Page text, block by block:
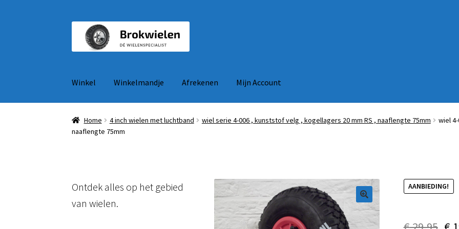
door
naar
naar
de
Winkel Winkelmandje Afrekenen Mijn Account
Home 4 inch wielen met luchtband wiel serie 4-006 , kunststof velg , kogellagers 20 mm RS , naaflengte 75mm
wiel
naaflengte 75mm
AANBIEDING!
Ontdek alles op het gebied
van wielen.